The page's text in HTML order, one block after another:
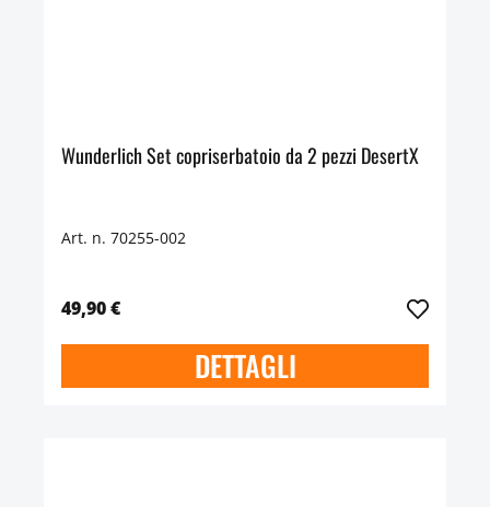
Wunderlich Set copriserbatoio da 2 pezzi DesertX
Art. n. 70255-002
49,90 €
DETTAGLI